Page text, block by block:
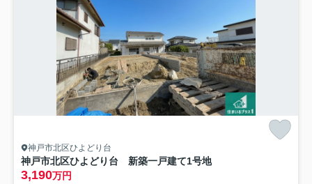
神戸市北区ひよどり台
神戸市北区ひよどり台 新築一戸建て1号地
3,190万円